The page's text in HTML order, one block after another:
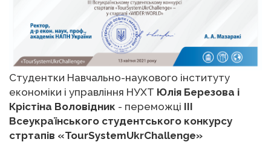
Студентки Навчально-наукового інституту
економіки і управління НУХТ Юлія Березова і
Крістіна Воловідник - переможці ІІІ
Всеукраїнського студентського конкурсу
стртапів «TourSystemUkrChallenge»